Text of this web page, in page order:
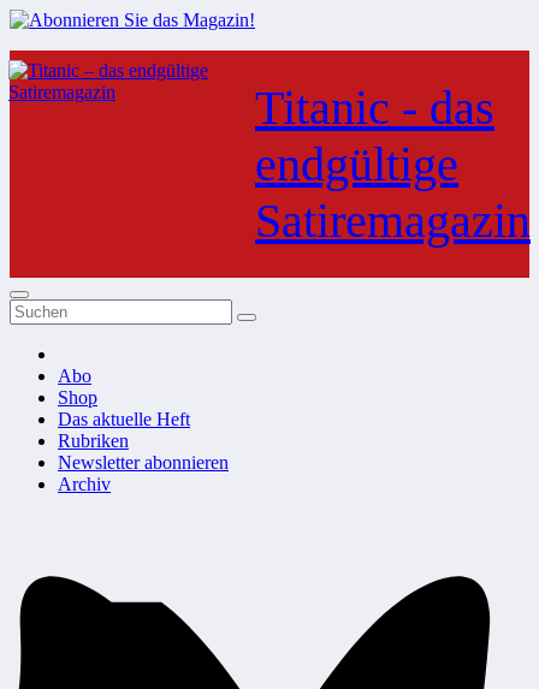
Zum
Inhalt
springen
Titanic - das
endgültige
Satiremagazin
Abo
Shop
Das aktuelle Heft
Rubriken
Newsletter abonnieren
Archiv